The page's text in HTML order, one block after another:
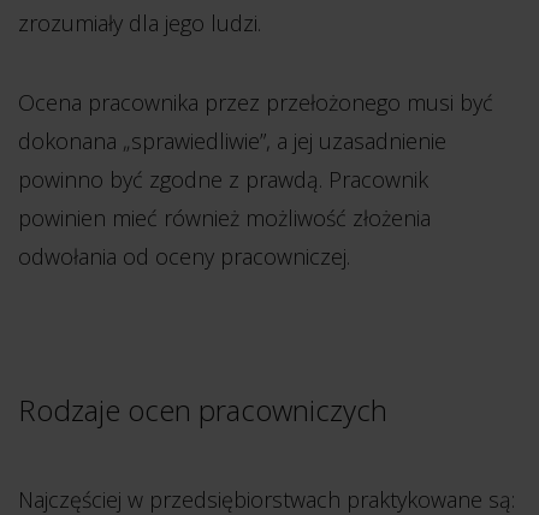
zrozumiały dla jego ludzi.
Ocena pracownika przez przełożonego musi być
dokonana „sprawiedliwie”, a jej uzasadnienie
powinno być zgodne z prawdą. Pracownik
powinien mieć również możliwość złożenia
odwołania od oceny pracowniczej.
Rodzaje ocen pracowniczych
Najczęściej w przedsiębiorstwach praktykowane są: